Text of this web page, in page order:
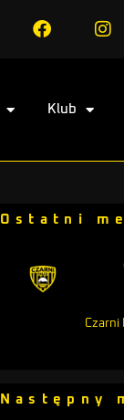
Klub
Ostatni
Czarni
Następny